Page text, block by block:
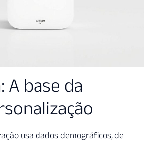
A base da
usa dados demográficos, de